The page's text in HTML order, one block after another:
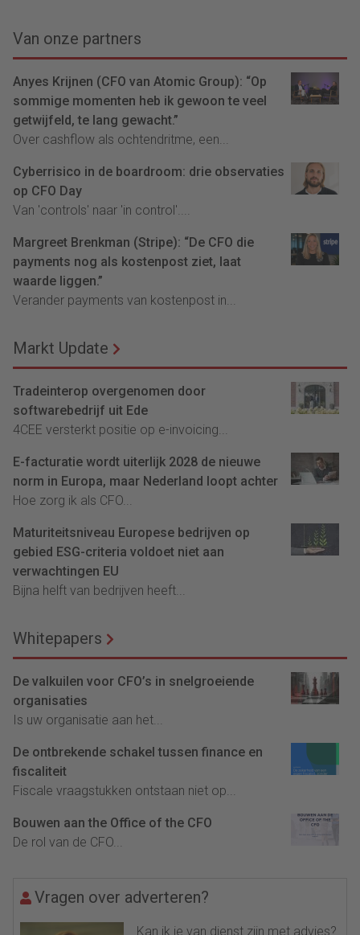
Van onze partners
Anyes Krijnen (CFO van Atomic Group): “Op
sommige momenten heb ik gewoon te veel
getwijfeld, te lang gewacht.”
Over cashflow als ochtendritme, een...
Cyberrisico in de boardroom: drie observaties
op CFO Day
Van 'controls' naar 'in control'....
Margreet Brenkman (Stripe): “De CFO die
payments nog als kostenpost ziet, laat
waarde liggen.”
Verander payments van kostenpost in...
Markt Update
Tradeinterop overgenomen door
softwarebedrijf uit Ede
4CEE versterkt positie op e-invoicing...
E-facturatie wordt uiterlijk 2028 de nieuwe
norm in Europa, maar Nederland loopt achter
Hoe zorg ik als CFO...
Maturiteitsniveau Europese bedrijven op
gebied ESG-criteria voldoet niet aan
verwachtingen EU
Bijna helft van bedrijven heeft...
Whitepapers
De valkuilen voor CFO’s in snelgroeiende
organisaties
Is uw organisatie aan het...
De ontbrekende schakel tussen finance en
fiscaliteit
Fiscale vraagstukken ontstaan niet op...
Bouwen aan the Office of the CFO
De rol van de CFO...
Vragen over adverteren?
Kan ik je van dienst zijn met advies?